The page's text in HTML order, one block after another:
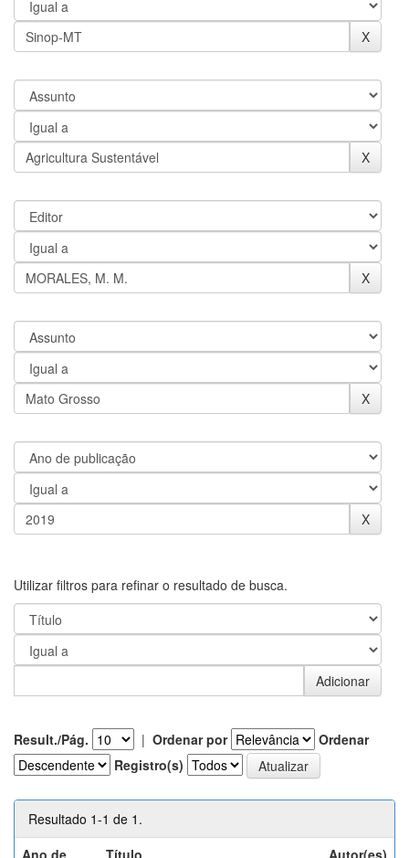
Utilizar filtros para refinar o resultado de busca.
Result./Pág. | Ordenar por
Ordenar
Registro(s)
Resultado 1-1 de 1.
Ano de
Título Autor(es)